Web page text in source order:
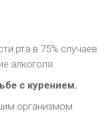
рта в 75% случаев
алко­голя.
с курением.
организмом